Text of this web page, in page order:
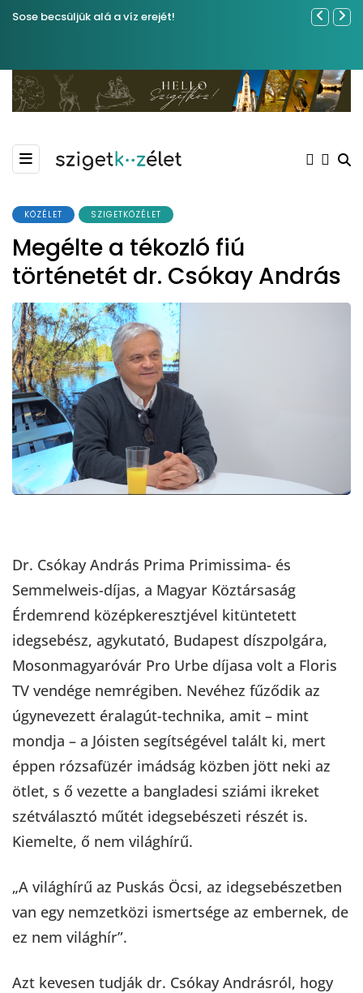
Sose becsüljük alá a víz erejét!
Közel
KÖZÉLET SZIGETKÖZÉLET
Megélte a tékozló fiú
történetét dr. Csókay András
Dr. Csókay András Prima Primissima- és
Semmelweis-díjas, a Magyar Köztársaság
Érdemrend középkeresztjével kitüntetett
idegsebész, agykutató, Budapest díszpolgára,
Mosonmagyaróvár Pro Urbe díjasa volt a Floris
TV vendége nemrégiben. Nevéhez fűződik az
úgynevezett éralagút-technika, amit – mint
mondja – a Jóisten segítségével talált ki, mert
éppen rózsafüzér imádság közben jött neki az
ötlet, s ő vezette a bangladesi sziámi ikreket
szétválasztó műtét idegsebészeti részét is.
Kiemelte, ő nem világhírű.
„A világhírű az Puskás Öcsi, az idegsebészetben
van egy nemzetközi ismertsége az embernek, de
ez nem világhír”.
Azt kevesen tudják dr. Csókay Andrásról, hogy